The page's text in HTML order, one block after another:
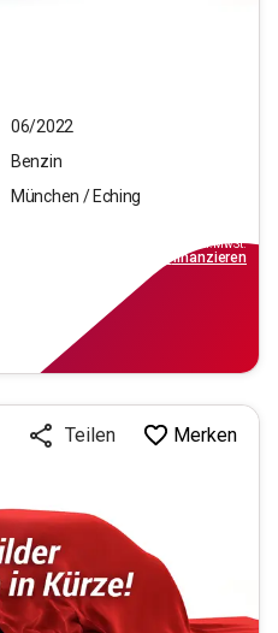
06/2022
Benzin
München / Eching
inkl.MwSt.
finanzieren
Teilen Merken